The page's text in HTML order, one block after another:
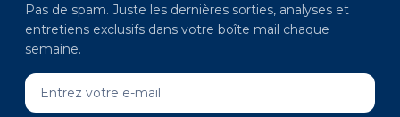
Pas de spam. Juste les dernières sorties, analyses et
entretiens exclusifs dans votre boîte mail chaque
semaine.